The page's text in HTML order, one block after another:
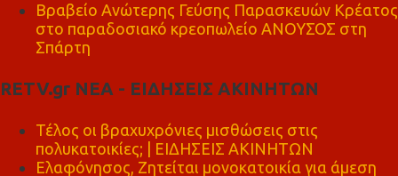
Βραβείο Ανώτερης Γεύσης Παρασκευών Κρέατος
στο παραδοσιακό κρεοπωλείο ΑΝΟΥΣΟΣ στη
Σπάρτη
RETV.gr ΝΕΑ - ΕΙΔΗΣΕΙΣ ΑΚΙΝΗΤΩΝ
Τέλος οι βραχυχρόνιες μισθώσεις στις
πολυκατοικίες; | ΕΙΔΗΣΕΙΣ ΑΚΙΝΗΤΩΝ
Ελαφόνησος, Ζητείται μονοκατοικία για άμεση